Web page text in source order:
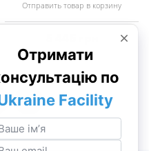
Отправить товар в корзину
>